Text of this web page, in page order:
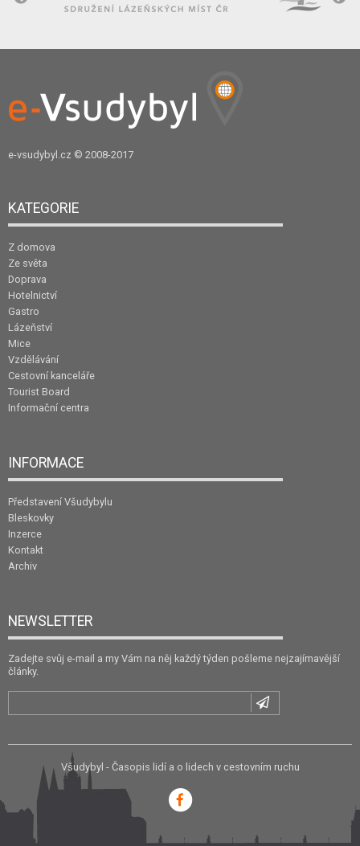
e-vsudybyl.cz © 2008-2017
KATEGORIE
Z domova
Ze světa
Doprava
Hotelnictví
Gastro
Lázeňství
Mice
Vzdělávání
Cestovní kanceláře
Tourist Board
Informační centra
INFORMACE
Představení Všudybylu
Bleskovky
Inzerce
Kontakt
Archiv
NEWSLETTER
Zadejte svůj e-mail a my Vám na něj každý týden pošleme nejzajímavější
články.
Všudybyl - Časopis lidí a o lidech v cestovním ruchu